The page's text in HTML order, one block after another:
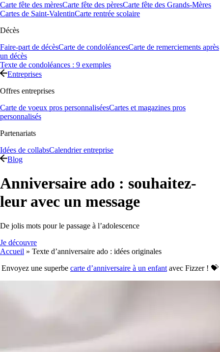
Carte fête des mèresCarte fête des pèresCarte fête des Grands-Mères
Cartes de Saint-ValentinCarte rentrée scolaire
Décès
Faire-part de décèsCarte de condoléancesCarte de remerciements après
un décès
Texte de condoléances : 9 exemples
Entreprises
Offres entreprises
Carte de voeux pros personnaliséesCartes et magazines pros
personnalisés
Partenariats
Idées de collabsCalendrier entreprise
Blog
Anniversaire ado : souhaitez-
leur avec un message
De jolis mots pour le passage à l’adolescence
Je découvre
Accueil » Texte d’anniversaire ado : idées originales
Envoyez une superbe carte d’anniversaire à un enfant avec Fizzer ! 💝